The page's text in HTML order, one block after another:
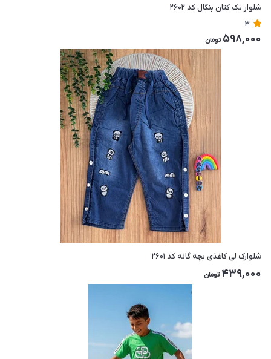
شلوار تک کتان بنگال کد ۲۶۰۲
3
598,000 تومان
شلوارک لی کاغذی بچه گانه کد ۲۶۰۱
439,000 تومان